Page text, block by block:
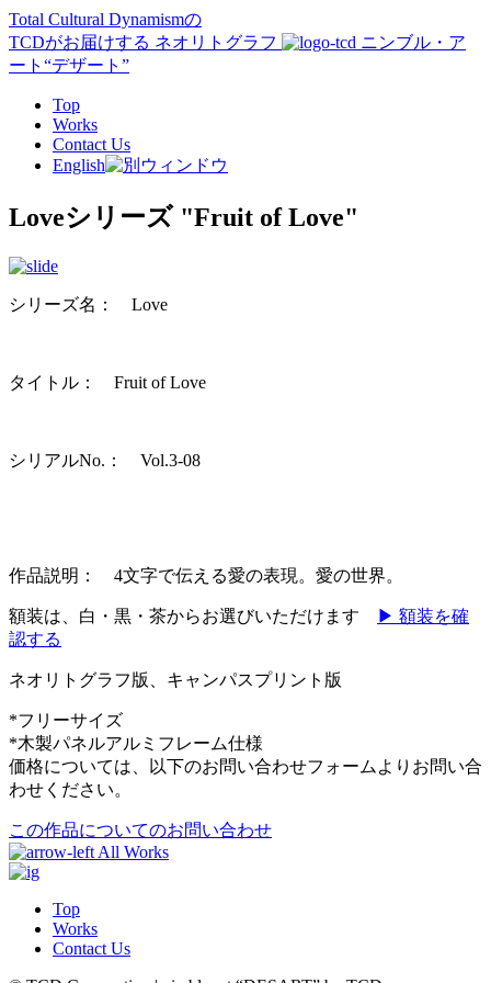
Total Cultural Dynamismの
TCDがお届けする ネオリトグラフ
ニンブル・ア
ート“デザート”
Top
Works
Contact Us
English
Loveシリーズ"Fruit of Love"
シリーズ名： Love
タイトル： Fruit of Love
シリアルNo.： Vol.3-08
作品説明： 4文字で伝える愛の表現。愛の世界。
額装は、白・黒・茶からお選びいただけます
▶ 額装を確
認する
ネオリトグラフ版、キャンパスプリント版
*フリーサイズ
*木製パネルアルミフレーム仕様
価格については、以下のお問い合わせフォームよりお問い合
わせください。
この作品についてのお問い合わせ
All Works
Top
Works
Contact Us